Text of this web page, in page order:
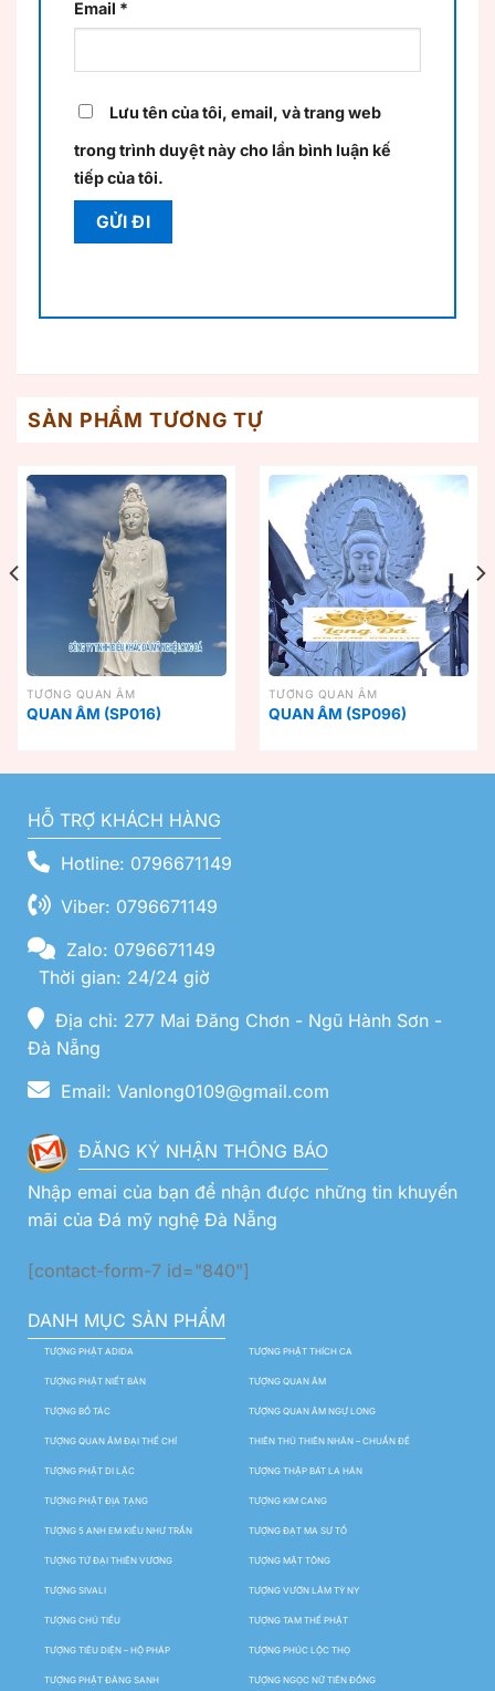
Email *
Lưu tên của tôi, email, và trang web
trong trình duyệt này cho lần bình luận kế
tiếp của tôi.
SẢN PHẨM TƯƠNG TỰ
TƯỢNG QUAN ÂM
QUAN ÂM (SP016)
TƯỢNG QUAN ÂM
QUAN ÂM (SP096)
HỖ TRỢ KHÁCH HÀNG
Hotline: 0796671149
Viber: 0796671149
Zalo: 0796671149
Thời gian: 24/24 giờ
Địa chỉ: 277 Mai Đăng Chơn - Ngũ Hành Sơn -
Đà Nẵng
Email: Vanlong0109@gmail.com
ĐĂNG KÝ NHẬN THÔNG BÁO
Nhập emai của bạn để nhận được những tin khuyến
mãi của Đá mỹ nghệ Đà Nẵng
[contact-form-7 id="840"]
DANH MỤC SẢN PHẨM
TƯỢNG PHẬT ADIDA TƯỢNG PHẬT THÍCH CA
TƯỢNG PHẬT NIẾT BÀN TƯỢNG QUAN ÂM
TƯỢNG BỒ TÁC TƯỢNG QUAN ÂM NGỰ LONG
TƯỢNG QUAN ÂM ĐẠI THẾ CHÍ THIÊN THỦ THIÊN NHÃN – CHUẨN ĐỀ
TƯỢNG PHẬT DI LẶC TƯỢNG THẬP BÁT LA HÁN
TƯỢNG PHẬT ĐỊA TẠNG TƯỢNG KIM CANG
TƯỢNG 5 ANH EM KIỀU NHƯ TRẦN TƯỢNG ĐẠT MA SƯ TỔ
TƯỢNG TỨ ĐẠI THIÊN VƯƠNG TƯỢNG MẬT TÔNG
TƯỢNG SIVALI TƯỢNG VƯỜN LÂM TỲ NY
TƯỢNG CHÚ TIỂU TƯỢNG TAM THẾ PHẬT
TƯỢNG TIÊU DIỆN – HỘ PHÁP TƯỢNG PHÚC LỘC THỌ
TƯỢNG PHẬT ĐẢNG SANH TƯỢNG NGỌC NỮ TIÊN ĐỒNG